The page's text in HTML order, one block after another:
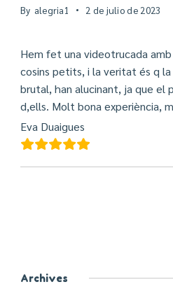
By alegria1 2 de julio de 2023
Hem fet una videotrucada
cosins petits, i la veritat és q
brutal, han alucinant, ja que el
d,ells. Molt bona experiència,
Eva Duaigues
Archives